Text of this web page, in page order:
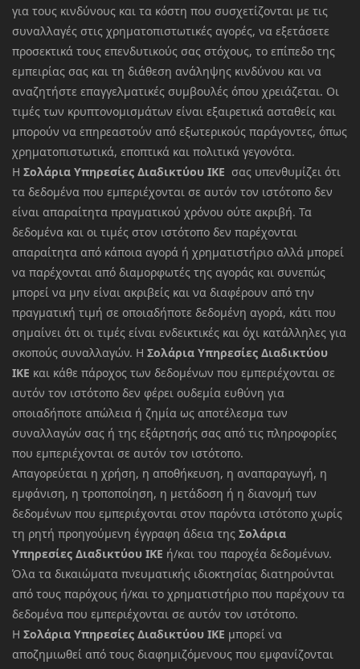
για τους κινδύνους και τα κόστη που συσχετίζονται με τις
συναλλαγές στις χρηματοπιστωτικές αγορές, να εξετάσετε
προσεκτικά τους επενδυτικούς σας στόχους, το επίπεδο της
εμπειρίας σας και τη διάθεση ανάληψης κινδύνου και να
αναζητήστε επαγγελματικές συμβουλές όπου χρειάζεται. Οι
τιμές των κρυπτονομισμάτων είναι εξαιρετικά ασταθείς και
μπορούν να επηρεαστούν από εξωτερικούς παράγοντες, όπως
χρηματοπιστωτικά, εποπτικά και πολιτικά γεγονότα.
Η Σολάρια Υπηρεσίες Διαδικτύου ΙΚΕ σας υπενθυμίζει ότι
τα δεδομένα που εμπεριέχονται σε αυτόν τον ιστότοπο δεν
είναι απαραίτητα πραγματικού χρόνου ούτε ακριβή. Τα
δεδομένα και οι τιμές στον ιστότοπο δεν παρέχονται
απαραίτητα από κάποια αγορά ή χρηματιστήριο αλλά μπορεί
να παρέχονται από διαμορφωτές της αγοράς και συνεπώς
μπορεί να μην είναι ακριβείς και να διαφέρουν από την
πραγματική τιμή σε οποιαδήποτε δεδομένη αγορά, κάτι που
σημαίνει ότι οι τιμές είναι ενδεικτικές και όχι κατάλληλες για
σκοπούς συναλλαγών. Η Σολάρια Υπηρεσίες Διαδικτύου
ΙΚΕ και κάθε πάροχος των δεδομένων που εμπεριέχονται σε
αυτόν τον ιστότοπο δεν φέρει ουδεμία ευθύνη για
οποιαδήποτε απώλεια ή ζημία ως αποτέλεσμα των
συναλλαγών σας ή της εξάρτησής σας από τις πληροφορίες
που εμπεριέχονται σε αυτόν τον ιστότοπο.
Απαγορεύεται η χρήση, η αποθήκευση, η αναπαραγωγή, η
εμφάνιση, η τροποποίηση, η μετάδοση ή η διανομή των
δεδομένων που εμπεριέχονται στον παρόντα ιστότοπο χωρίς
τη ρητή προηγούμενη έγγραφη άδεια της Σολάρια
Υπηρεσίες Διαδικτύου ΙΚΕ ή/και του παροχέα δεδομένων.
Όλα τα δικαιώματα πνευματικής ιδιοκτησίας διατηρούνται
από τους παρόχους ή/και το χρηματιστήριο που παρέχουν τα
δεδομένα που εμπεριέχονται σε αυτόν τον ιστότοπο.
Η Σολάρια Υπηρεσίες Διαδικτύου ΙΚΕ μπορεί να
αποζημιωθεί από τους διαφημιζόμενους που εμφανίζονται